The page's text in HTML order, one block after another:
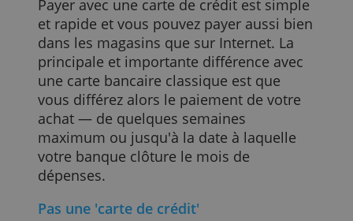
sont pas des cartes de crédit. Pourquoi
? Et qu'est-ce qu'une carte de crédit alors
?
Payer avec une carte de crédit est simple
et rapide et vous pouvez payer aussi
dans les magasins que sur Internet. La
principale et importante différence avec
une carte bancaire classique est que
vous différez alors le paiement de votre